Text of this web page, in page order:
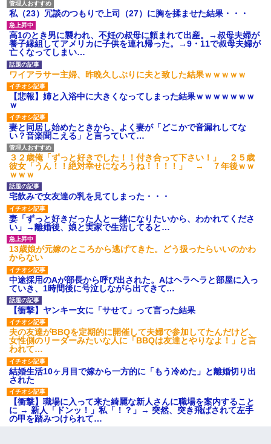
ハードオフに売っていた4万
4000円のフィギュアがヤバすぎ
るｗｗｗｗｗｗ「こんな高い
の？ｗｗ」「逆に超安い」
私「ちょっと、人の家の金庫
触らないでよ！」キチママ『そ
こに金庫があったから、開けて
みようとしただけ☆』義兄「泥
は出てけ！二度と来るな！」結
果・・・
私「初めて飲む味だけどなん
のお茶？」彼「ちっ！」私「」
【GIF】JSのカンチョーワロ
タ
後続車にクラクションを鳴ら
され彼氏が逆切れ。「何クラク
ション鳴らしてんだ！降りてこ
いよ！」と怒鳴りだし...
【衝撃】報酬100万円超の治験
募集がこちらｗｗｗｗｗ(※画像
あり)
【ネット騒然】惨殺されたタ
ワマン頂き女子のこの動画、す
げえええええｗｗｗｗｗｗｗｗ
ｗｗｗ
【愕然】白のクラウン俺氏、
高速道路左車線を制限速度で走
った結果wwwwwwwwwwww
百年の恋12-899 食べた量を
張り合ってくる
【悲報】佐藤輝明・・・２軍
でも盛大にやらかす←あまり悲
しませないでくれ
私（23）冗談のつもりで上司（27）に胸を揉ませた結果・・・
高1のとき男に襲われ、不妊の叔母に頼まれて出産。→叔母夫婦が
養子縁組してアメリカに子供を連れ帰った。→9・11で叔母夫婦が
亡くなってしまい…
ワイアラサー主婦、昨晩久しぶりに夫と致した結果ｗｗｗｗｗ
【悲報】姉と入浴中に大きくなってしまった結果ｗｗｗｗｗｗｗ
ｗ
妻と同居し始めたときから、よく妻が「どこかで音漏れしてな
い？音楽聞こえる」と言っていて…
３２歳俺「ずっと好きでした！！付き合って下さい！」 ２５歳
彼女「うん！！絶対幸せになろうね！！！！」 → ７年後ｗｗ
ｗｗｗ
宅飲みで女友達の乳を見てしまった・・・
妻「ずっと好きだった人と一緒になりたいから、わかれてくださ
い」→離婚後、娘と実家で生活してると…
13歳娘が元嫁のところから逃げてきた。どう扱ったらいいのかわ
からない
中途採用のAが部長から呼び出された。Aはヘラヘラと部屋に入っ
ていき、1時間後に号泣しながら出てきて…
【衝撃】ヤンキー女に「サせて」って言った結果
夫の友達がBBQを定期的に開催して夫婦で参加してたんだけど、
女性側のリーダーみたいな人に「BBQは友達とやりなよ！」と言
われて…
結婚生活10ヶ月目で嫁から一方的に「もう冷めた」と離婚切り出
された
【衝撃】職場に入って来た綺麗な新人さんに職場を案内すること
に → 新人「ドンッ！」私「！？」→ 突然、突き飛ばされて左手
の甲を踏みつけられて…